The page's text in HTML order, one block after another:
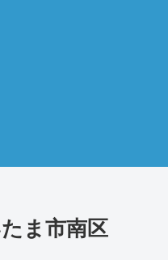
ま市南区